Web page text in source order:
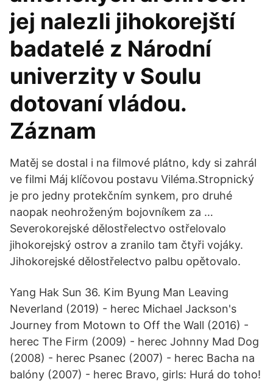
jej nalezli jihokorejští
badatelé z Národní
univerzity v Soulu
dotovaní vládou.
Záznam
Matěj se dostal i na filmové plátno, kdy si zahrál
ve filmi Máj klíčovou postavu Viléma.Stropnický
je pro jedny protekčním synkem, pro druhé
naopak neohroženým bojovníkem za …
Severokorejské dělostřelectvo ostřelovalo
jihokorejský ostrov a zranilo tam čtyři vojáky.
Jihokorejské dělostřelectvo palbu opětovalo.
Yang Hak Sun 36. Kim Byung Man Leaving
Neverland (2019) - herec Michael Jackson's
Journey from Motown to Off the Wall (2016) -
herec The Firm (2009) - herec Johnny Mad Dog
(2008) - herec Psanec (2007) - herec Bacha na
balóny (2007) - herec Bravo, girls: Hurá do toho!